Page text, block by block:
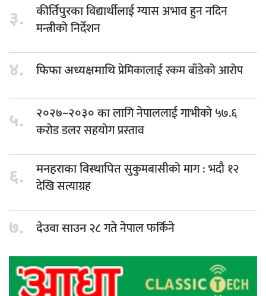
३. कीर्तिपुरका विद्यार्थीलाईग्यास अभाव हुन नदिन
मन्त्रीको निर्देशन
४. फिफा अध्यक्षमाथिप्रेमिकालाई रकम बाँडेको आरोप
५. २०२७–२०३० कालागि नेपाललाई गाभीको ५७.६
करोड डलर सहयोग प्रस्ताव
६. मनहराका विस्थापितसुकुमबासीको माग : भदौ १२
देखि सत्याग्रह
७. देउवा साउन२८ गते नेपाल फर्किने